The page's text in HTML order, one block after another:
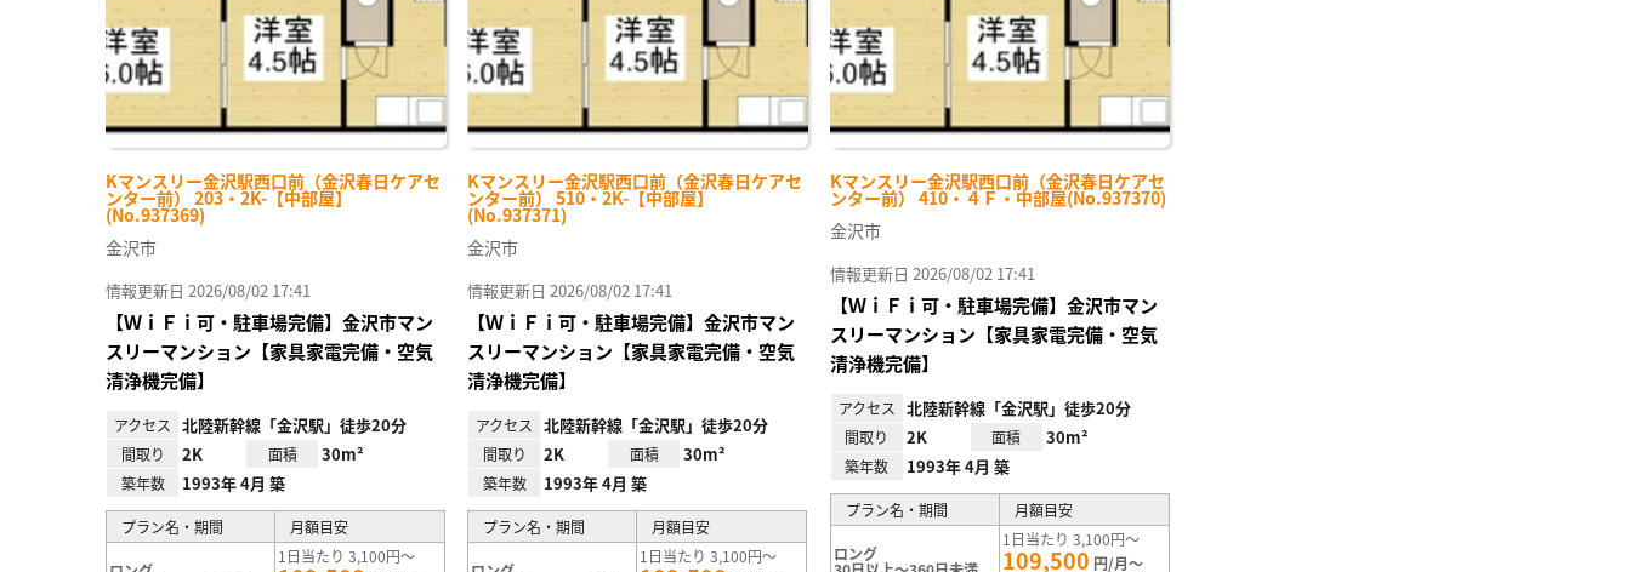
Kマンスリー金沢駅西口前（金沢春日ケアセ
ンター前） 203・2K-【中部屋】
(No.937369)
金沢市
情報更新日 2026/08/02 17:41
【ＷｉＦｉ可・駐車場完備】金沢市マン
スリーマンション【家具家電完備・空気
清浄機完備】
アクセス 北陸新幹線「金沢駅」徒歩20分
間取り 2K 面積 30m²
築年数 1993年 4月 築
プラン名・期間 月額目安
1日当たり 3,100円～
Kマンスリー金沢駅西口前（金沢春日ケアセ
ンター前） 510・2K-【中部屋】
(No.937371)
金沢市
情報更新日 2026/08/02 17:41
【ＷｉＦｉ可・駐車場完備】金沢市マン
スリーマンション【家具家電完備・空気
清浄機完備】
アクセス 北陸新幹線「金沢駅」徒歩20分
間取り 2K 面積 30m²
築年数 1993年 4月 築
プラン名・期間 月額目安
1日当たり 3,100円～
Kマンスリー金沢駅西口前（金沢春日ケアセ
ンター前） 410・４Ｆ・中部屋(No.937370)
金沢市
情報更新日 2026/08/02 17:41
【ＷｉＦｉ可・駐車場完備】金沢市マン
スリーマンション【家具家電完備・空気
清浄機完備】
アクセス 北陸新幹線「金沢駅」徒歩20分
間取り 2K 面積 30m²
築年数 1993年 4月 築
プラン名・期間 月額目安
ロング
1日当たり 3,100円～
109,500 円/月～